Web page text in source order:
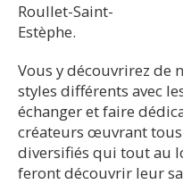
Roullet-Saint-
Estèphe.
Vous y découvrirez de
styles différents avec
échanger et faire
créateurs œuvrant
diversifiés qui tout au
feront découvrir leur